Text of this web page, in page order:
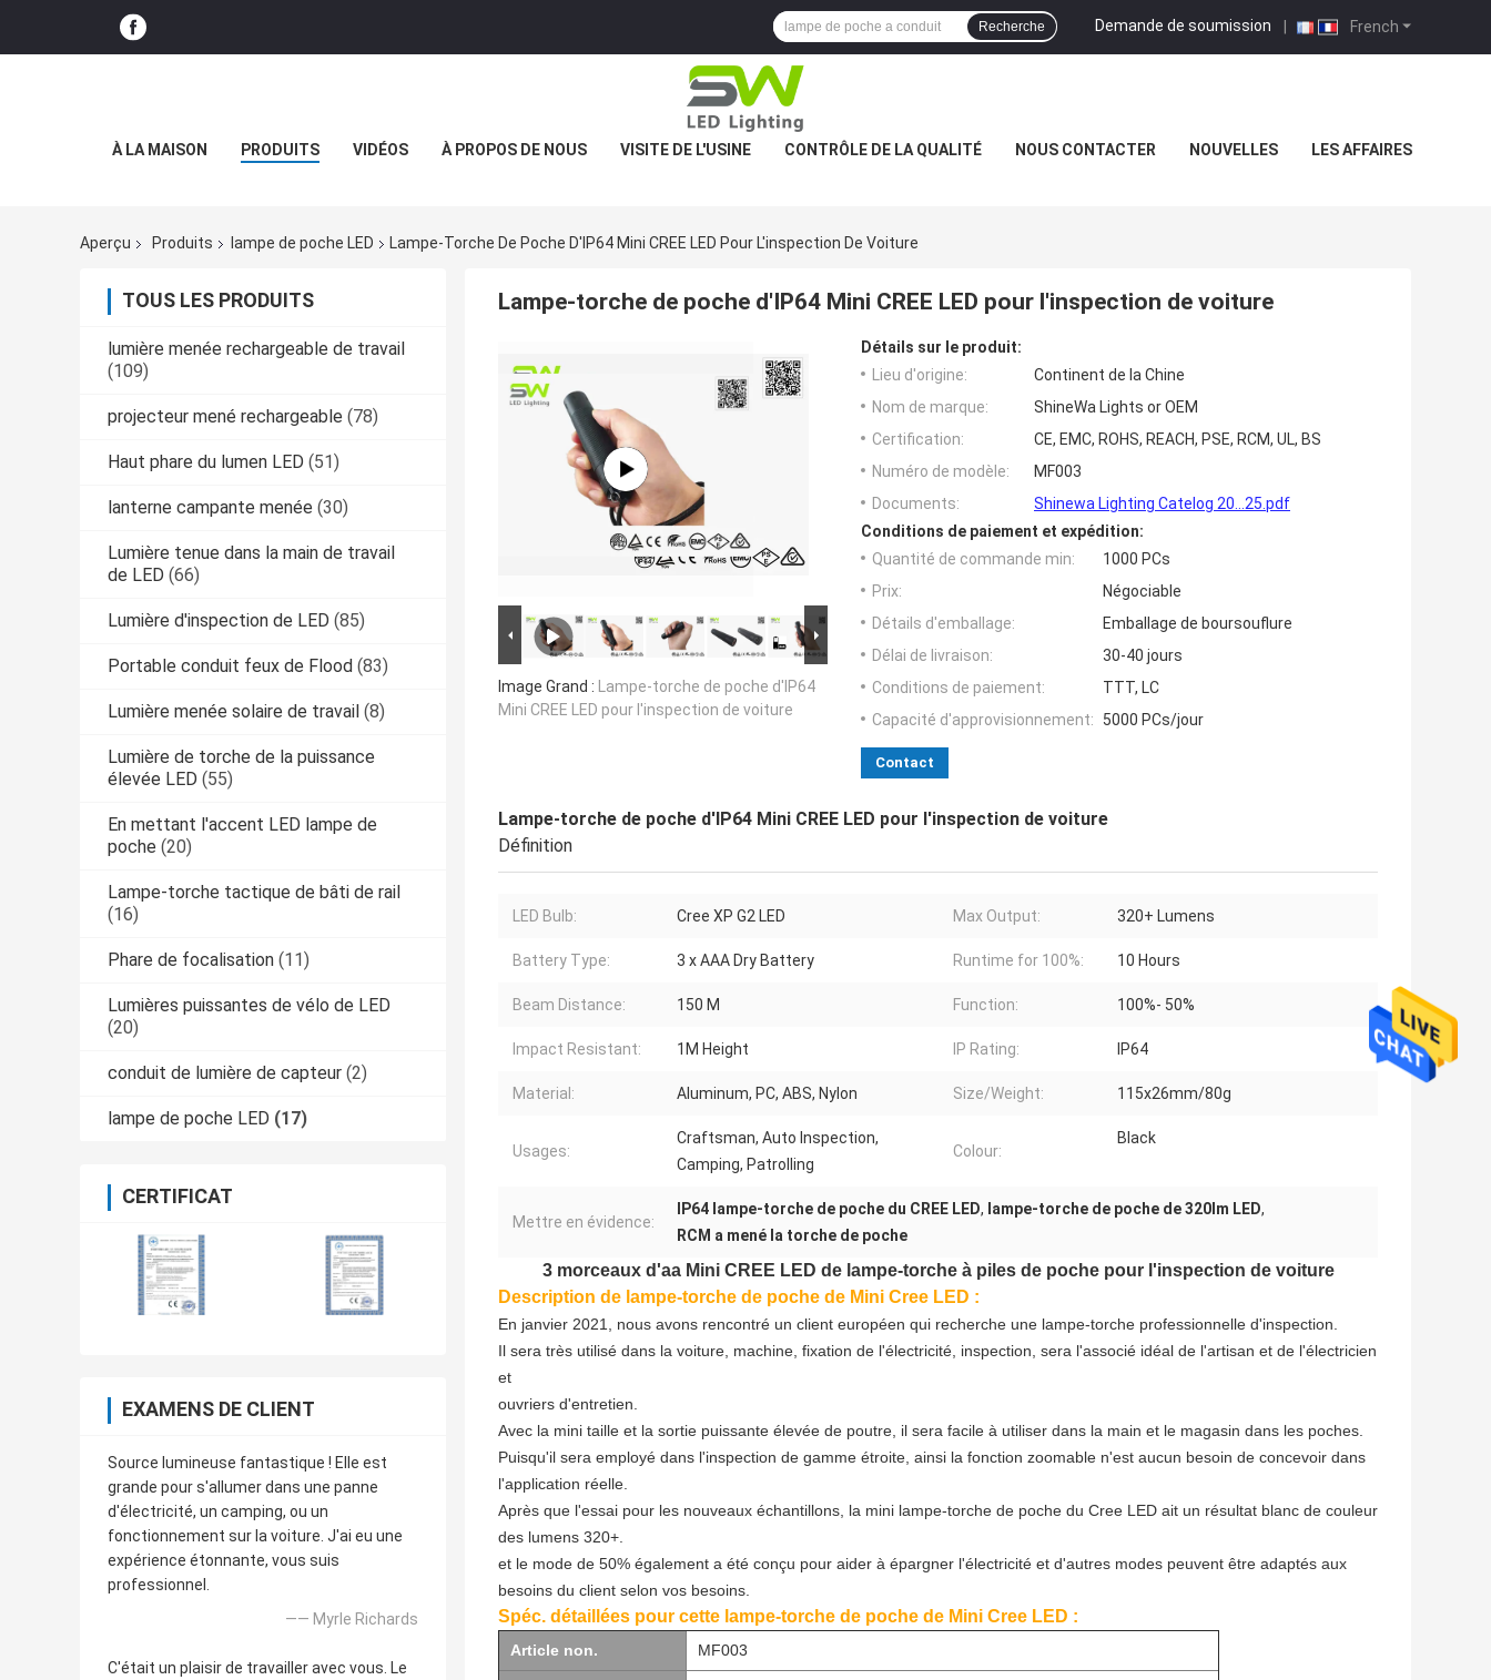
French
Demande de soumission |
Recherche
À LA MAISON PRODUITS VIDÉOS À PROPOS DE NOUS VISITE DE L'USINE CONTRÔLE DE LA QUALITÉ NOUS CONTACTER NOUVELLES LES AFFAIRES
Aperçu Produits lampe de poche LED Lampe-Torche De Poche D'IP64 Mini CREE LED Pour L'inspection De Voiture
TOUS LES PRODUITS
lumière menée rechargeable de travail
(109)
projecteur mené rechargeable (78)
Haut phare du lumen LED (51)
lanterne campante menée (30)
Lumière tenue dans la main de travail
de LED (66)
Lumière d'inspection de LED (85)
Portable conduit feux de Flood (83)
Lumière menée solaire de travail (8)
Lumière de torche de la puissance
élevée LED (55)
En mettant l'accent LED lampe de
poche (20)
Lampe-torche tactique de bâti de rail
(16)
Phare de focalisation (11)
Lumières puissantes de vélo de LED
(20)
conduit de lumière de capteur (2)
lampe de poche LED (17)
CERTIFICAT
EXAMENS DE CLIENT
Source lumineuse fantastique ! Elle est
grande pour s'allumer dans une panne
d'électricité, un camping, ou un
fonctionnement sur la voiture. J'ai eu une
expérience étonnante, vous suis
professionnel.
—— Myrle Richards
C'était un plaisir de travailler avec vous. Le
Lampe-torche de poche d'IP64 Mini CREE LED pour l'inspection de voiture
Image Grand : Lampe-torche de poche d'IP64
Mini CREE LED pour l'inspection de voiture
Détails sur le produit:
Lieu d'origine:
Continent de la Chine
Nom de marque:
ShineWa Lights or OEM
Certification:
CE, EMC, ROHS, REACH, PSE, RCM, UL, BS
Numéro de modèle:
MF003
Documents:
Shinewa Lighting Catelog 20...25.pdf
Conditions de paiement et expédition:
Quantité de commande min:
1000 PCs
Prix:
Négociable
Détails d'emballage:
Emballage de boursouflure
Délai de livraison:
30-40 jours
Conditions de paiement:
TTT, LC
Capacité d'approvisionnement:
5000 PCs/jour
Contact
Lampe-torche de poche d'IP64 Mini CREE LED pour l'inspection de voiture
Définition
LED Bulb: Cree XP G2 LED Max Output: 320+ Lumens
Battery Type: 3 x AAA Dry Battery Runtime for 100%: 10 Hours
Beam Distance: 150 M Function: 100%- 50%
Impact Resistant: 1M Height IP Rating: IP64
Material: Aluminum, PC, ABS, Nylon Size/Weight: 115x26mm/80g
Usages:
Craftsman, Auto Inspection,
Camping, Patrolling
Colour:
Black
Mettre en évidence:
IP64 lampe-torche de poche du CREE LED, lampe-torche de poche de 320lm LED,
RCM a mené la torche de poche
3 morceaux d'aa Mini CREE LED de lampe-torche à piles de poche pour l'inspection de voiture
Description de lampe-torche de poche de Mini Cree LED :
En janvier 2021, nous avons rencontré un client européen qui recherche une lampe-torche professionnelle d'inspection.
Il sera très utilisé dans la voiture, machine, fixation de l'électricité, inspection, sera l'associé idéal de l'artisan et de l'électricien
et
ouvriers d'entretien.
Avec la mini taille et la sortie puissante élevée de poutre, il sera facile à utiliser dans la main et le magasin dans les poches.
Puisqu'il sera employé dans l'inspection de gamme étroite, ainsi la fonction zoomable n'est aucun besoin de concevoir dans
l'application réelle.
Après que l'essai pour les nouveaux échantillons, la mini lampe-torche de poche du Cree LED ait un résultat blanc de couleur
des lumens 320+.
et le mode de 50% également a été conçu pour aider à épargner l'électricité et d'autres modes peuvent être adaptés aux
besoins du client selon vos besoins.
Spéc. détaillées pour cette lampe-torche de poche de Mini Cree LED :
Article non. MF003